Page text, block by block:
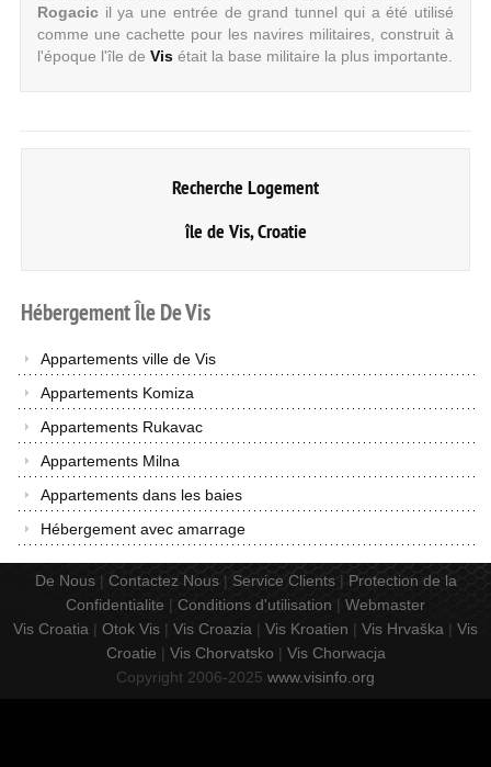
Rogacic il ya une entrée de grand tunnel qui a été utilisé
comme une cachette pour les navires militaires, construit à
l'époque l'île de Vis était la base militaire la plus importante.
Recherche Logement
île de Vis, Croatie
HébergementÎleDeVis
Appartements ville de Vis
Appartements Komiza
Appartements Rukavac
Appartements Milna
Appartements dans les baies
Hébergement avec amarrage
De Nous| Contactez Nous| Service Clients| Protection de la
Confidentialite | Conditions d'utilisation | Webmaster
Vis Croatia | Otok Vis | Vis Croazia | Vis Kroatien | Vis Hrvaška | Vis
Croatie | Vis Chorvatsko | Vis Chorwacja
Copyright 2006-2025 www.visinfo.org